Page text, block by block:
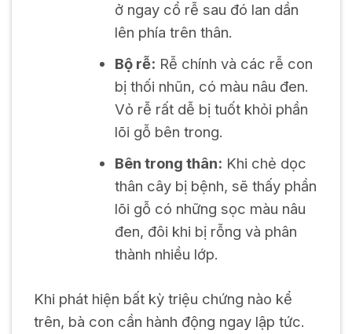
ở ngay cổ rễ sau đó lan dần
lên phía trên thân.
Bộ rễ: Rễ chính và các rễ con
bị thối nhũn, có màu nâu đen.
Vỏ rễ rất dễ bị tuốt khỏi phần
lõi gỗ bên trong.
Bên trong thân: Khi chẻ dọc
thân cây bị bệnh, sẽ thấy phần
lõi gỗ có những sọc màu nâu
đen, đôi khi bị rỗng và phân
thành nhiều lớp.
Khi phát hiện bất kỳ triệu chứng nào kể
trên, bà con cần hành động ngay lập tức.